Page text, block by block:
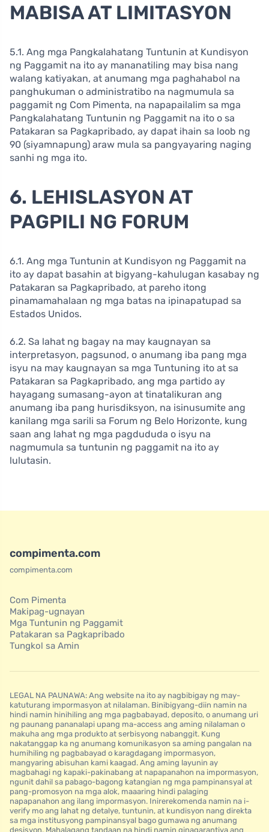
MABISA AT LIMITASYON
5.1. Ang mga Pangkalahatang Tuntunin at Kundisyon
ng Paggamit na ito ay mananatiling may bisa nang
walang katiyakan, at anumang mga paghahabol na
panghukuman o administratibo na nagmumula sa
paggamit ng Com Pimenta, na napapailalim sa mga
Pangkalahatang Tuntunin ng Paggamit na ito o sa
Patakaran sa Pagkapribado, ay dapat ihain sa loob ng
90 (siyamnapung) araw mula sa pangyayaring naging
sanhi ng mga ito.
6. LEHISLASYON AT
PAGPILI NG FORUM
6.1. Ang mga Tuntunin at Kundisyon ng Paggamit na
ito ay dapat basahin at bigyang-kahulugan kasabay ng
Patakaran sa Pagkapribado, at pareho itong
pinamamahalaan ng mga batas na ipinapatupad sa
Estados Unidos.
6.2. Sa lahat ng bagay na may kaugnayan sa
interpretasyon, pagsunod, o anumang iba pang mga
isyu na may kaugnayan sa mga Tuntuning ito at sa
Patakaran sa Pagkapribado, ang mga partido ay
hayagang sumasang-ayon at tinatalikuran ang
anumang iba pang hurisdiksyon, na isinusumite ang
kanilang mga sarili sa Forum ng Belo Horizonte, kung
saan ang lahat ng mga pagdududa o isyu na
nagmumula sa tuntunin ng paggamit na ito ay
lulutasin.
compimenta.com
compimenta.com
Com Pimenta
Makipag-ugnayan
Mga Tuntunin ng Paggamit
Patakaran sa Pagkapribado
Tungkol sa Amin
LEGAL NA PAUNAWA: Ang website na ito ay nagbibigay ng may-
katuturang impormasyon at nilalaman. Binibigyang-diin namin na
hindi namin hinihiling ang mga pagbabayad, deposito, o anumang uri
ng paunang pananalapi upang ma-access ang aming nilalaman o
makuha ang mga produkto at serbisyong nabanggit. Kung
nakatanggap ka ng anumang komunikasyon sa aming pangalan na
humihiling ng pagbabayad o karagdagang impormasyon,
mangyaring abisuhan kami kaagad. Ang aming layunin ay
magbahagi ng kapaki-pakinabang at napapanahon na impormasyon,
ngunit dahil sa pabago-bagong katangian ng mga pampinansyal at
pang-promosyon na mga alok, maaaring hindi palaging
napapanahon ang ilang impormasyon. Inirerekomenda namin na i-
verify mo ang lahat ng detalye, tuntunin, at kundisyon nang direkta
sa mga institusyong pampinansyal bago gumawa ng anumang
desisyon. Mahalagang tandaan na hindi namin ginagarantiya ang